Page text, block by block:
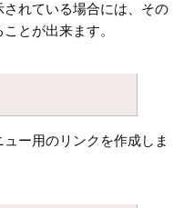
れている場合には、その
とが出来ます。
ー用のリンクを作成しま